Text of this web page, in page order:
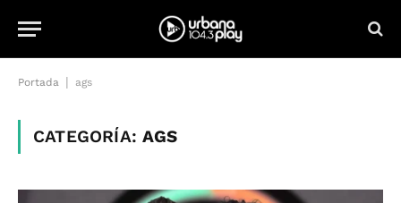
Portada ags
CATEGORÍA:AGS